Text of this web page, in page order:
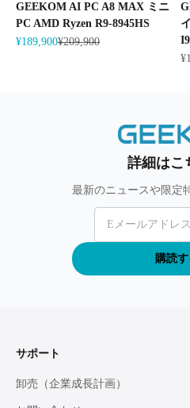
GEEKOM AI PC A8 MAX ミニ
PC AMD Ryzen R9-8945HS
セール価格
¥189,900通常価格
¥209,900
詳細はこ
最新のニュースや限定
購読
サポート
卸売（企業成長計画）